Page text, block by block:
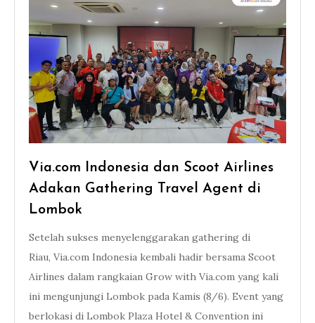
Via.com Indonesia dan Scoot Airlines
Adakan Gathering Travel Agent di
Lombok
Setelah sukses menyelenggarakan gathering di
Riau, Via.com Indonesia kembali hadir bersama Scoot
Airlines dalam rangkaian Grow with Via.com yang kali
ini mengunjungi Lombok pada Kamis (8/6). Event yang
berlokasi di Lombok Plaza Hotel & Convention ini